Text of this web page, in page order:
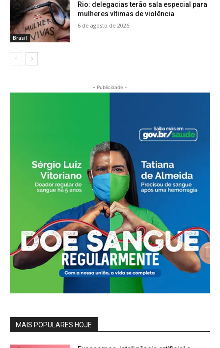
Brasil
Rio: delegacias terão sala especial para
mulheres vítimas de violência
6 de agosto de 2026
- Publicidade -
MAIS POPULARES HOJE